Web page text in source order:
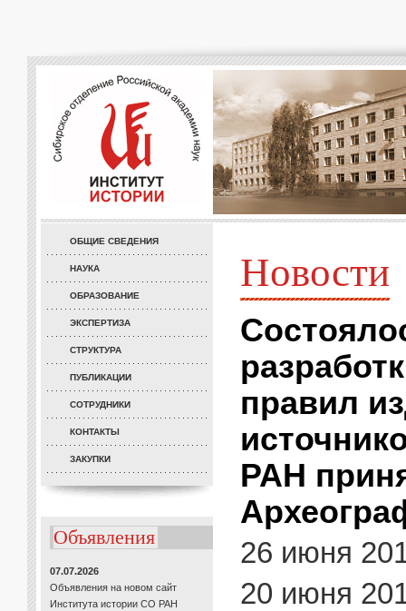
ОБЩИЕ СВЕДЕНИЯ
НАУКА
ОБРАЗОВАНИЕ
ЭКСПЕРТИЗА
СТРУКТУРА
ПУБЛИКАЦИИ
СОТРУДНИКИ
КОНТАКТЫ
ЗАКУПКИ
Объявления
07.07.2026
Объявления на новом сайт
Института истории СО РАН
Новости
правил
РАН
26 июня
20 июня